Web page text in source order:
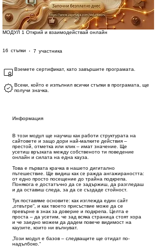
МОДУЛ 1 Открий и взаимодействай онлайн
16 стъпки 16 стъпки
7 участника
Вземете сертификат, като завършите програмата.
Всеки, който е изпълнил всички стъпки в програмата, ще
получи значка.
Информация
В този модул ще научиш как работи структурата на
сайтовете и защо дори най-малките действия –
престой, отметка или клик – имат значение. Ще
усетиш връзката между собственото ти поведение
онлайн и силата на една кауза.
Това е първата крачка в нашето дигитално
пътешествие. Ще видиш как се ражда ангажираността:
от едно просто посещение до трайна подкрепа.
Понякога е достатъчно да се задържиш, да разгледаш
и да оставиш следа, за да се създаде стойност.
Тук поставяме основите: как изглежда един сайт
„отвътре“, и как твоето присъствие може да се
превърне в знак за доверие и подкрепа. Целта е
проста – да усетим, че зад всяка страница стоят хора
и че заедно можем да дадем повече видимост на
каузите, които ни вълнуват.
„Този модул е базов – следващите ще отидат по-
надълбоко.“